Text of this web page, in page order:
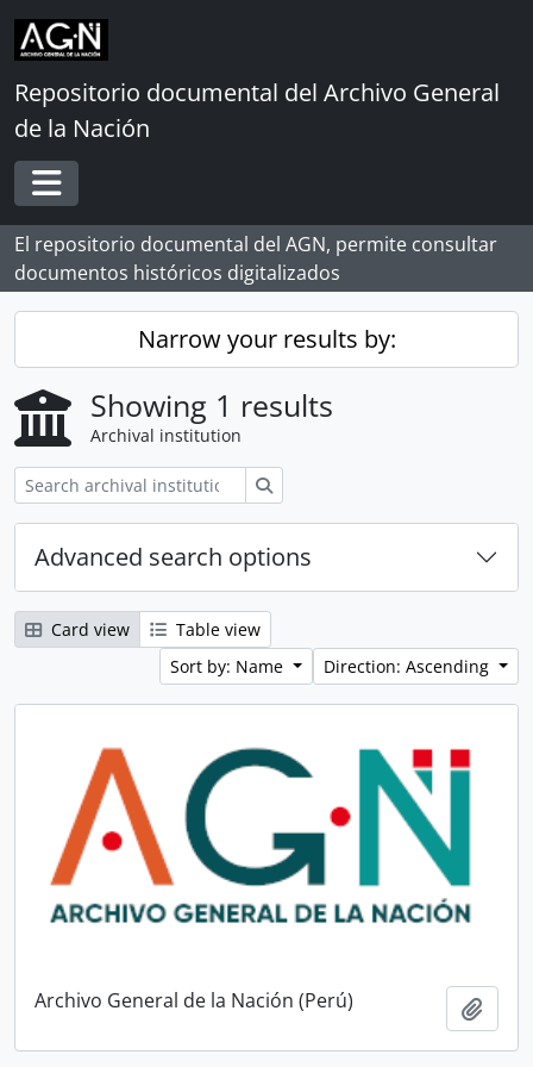
Skip to main content
Repositorio documental del Archivo General
de la Nación
Toggle navigation
El repositorio documental del AGN, permite consultar
documentos históricos digitalizados
Narrow your results by:
Showing 1 results
Archival institution
Advanced search options
Card view
Table view
Sort by: Name
Direction: Ascending
Archivo General de la Nación (Perú)